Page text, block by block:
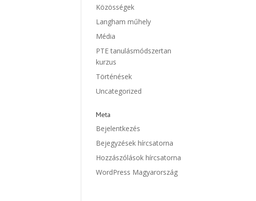
Közösségek
Langham műhely
Média
PTE tanulásmódszertan
kurzus
Történések
Uncategorized
Meta
Bejelentkezés
Bejegyzések hírcsatorna
Hozzászólások hírcsatorna
WordPress Magyarország